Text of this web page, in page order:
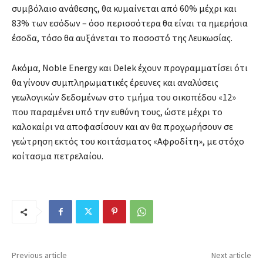
συμβόλαιο ανάθεσης, θα κυμαίνεται από 60% μέχρι και
83% των εσόδων – όσο περισσότερα θα είναι τα ημερήσια
έσοδα, τόσο θα αυξάνεται το ποσοστό της Λευκωσίας.
Ακόμα, Noble Energy και Delek έχουν προγραμματίσει ότι
θα γίνουν συμπληρωματικές έρευνες και αναλύσεις
γεωλογικών δεδομένων στο τμήμα του οικοπέδου «12»
που παραμένει υπό την ευθύνη τους, ώστε μέχρι το
καλοκαίρι να αποφασίσουν και αν θα προχωρήσουν σε
γεώτρηση εκτός του κοιτάσματος «Αφροδίτη», με στόχο
κοίτασμα πετρελαίου.
Previous article Next article